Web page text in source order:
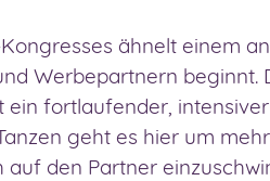
ähnelt einem
Werbepartnern beginnt.
ein fortlaufender,
geht es hier um
auf den Partner